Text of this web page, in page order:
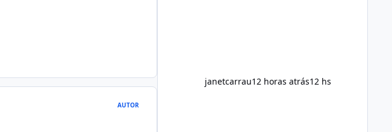
AUTOR
janetcarrau12 horas atrás12 hs